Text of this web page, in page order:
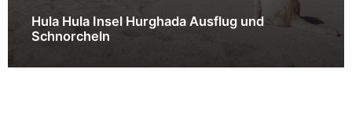
Hula Hula Insel Hurghada Ausflug und
Schnorcheln